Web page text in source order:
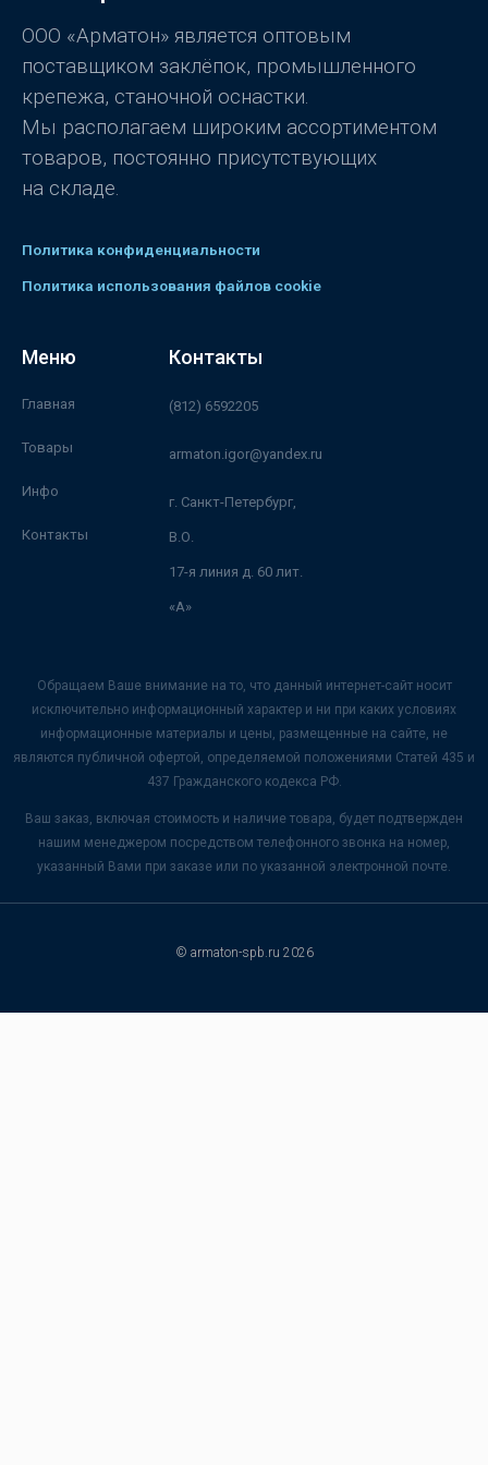
з
ООО «Арматон» является оптовым
поставщиком заклёпок, промышленного
крепежа, станочной оснастки.
Мы располагаем широким ассортиментом
товаров, постоянно присутствующих
на складе.
Политика конфиденциальности
Политика использования файлов cookie
Меню
Главная
Товары
Инфо
Контакты
Контакты
(812) 6592205
armaton.igor@yandex.ru
г. Санкт-Петербург,
В.О.
17-я линия д. 60 лит.
«А»
Обращаем Ваше внимание на то, что данный интернет-сайт носит
исключительно информационный характер и ни при каких условиях
информационные материалы и цены, размещенные на сайте, не
являются публичной офертой, определяемой положениями Статей 435 и
437 Гражданского кодекса РФ.
Ваш заказ, включая стоимость и наличие товара, будет подтвержден
нашим менеджером посредством телефонного звонка на номер,
указанный Вами при заказе или по указанной электронной почте.
© armaton-spb.ru 2026